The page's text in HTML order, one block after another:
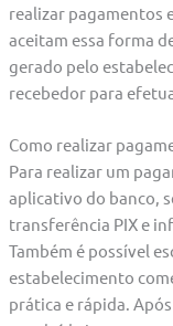
realizar pagamentos
aceitam essa forma
gerado pelo
recebedor para
Como realizar
Para realizar um
aplicativo do banco,
transferência PIX e
Também é possível
estabelecimento
prática e rápida.